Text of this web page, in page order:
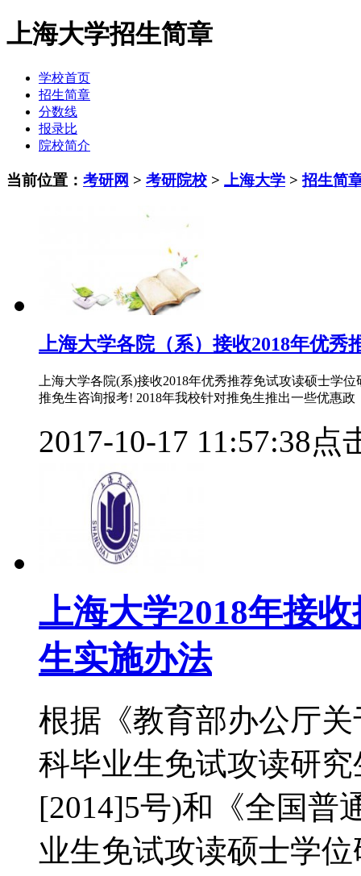
上海大学招生简章
学校首页
招生简章
分数线
报录比
院校简介
当前位置： 考研网 > 考研院校 > 上海大学 >招生简
上海大学各院（系）接收2018年优秀
上海大学各院(系)接收2018年优秀推荐免试攻读硕士学
推免生咨询报考! 2018年我校针对推免生推出一些优惠政
2017-10-17 11:57:38点
上海大学2018年接
生实施办法
根据《教育部办公厅
科毕业生免试攻读研
[2014]5号)和《全国普
业生免试攻读硕士学